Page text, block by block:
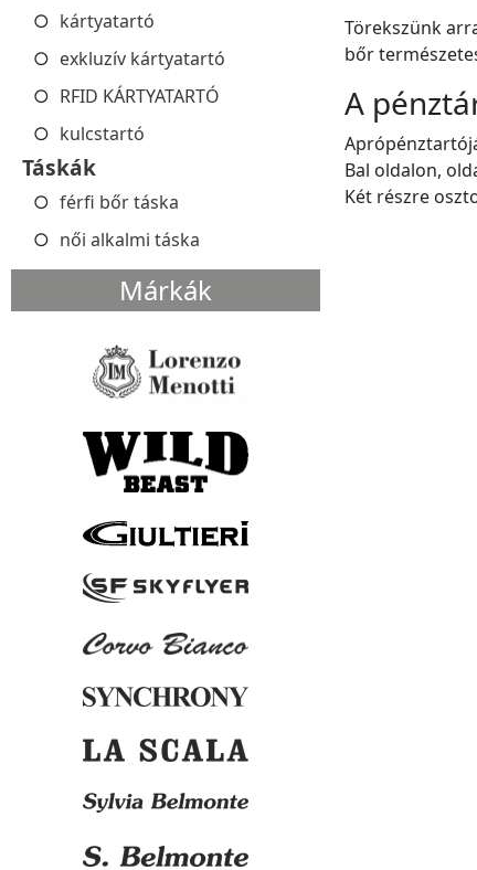
kártyatartó
exkluzív kártyatartó
RFID KÁRTYATARTÓ
kulcstartó
Táskák
férfi bőr táska
női alkalmi táska
Márkák
Törekszünk
bőr
A
Bal oldalon,
Két részre